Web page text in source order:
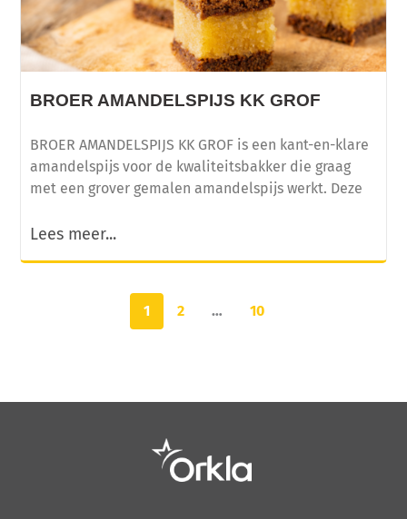
BROER AMANDELSPIJS KK GROF
BROER AMANDELSPIJS KK GROF is een kant-en-klare
amandelspijs voor de kwaliteitsbakker die graag
met een grover gemalen amandelspijs werkt. Deze
Lees meer...
1 2 … 10